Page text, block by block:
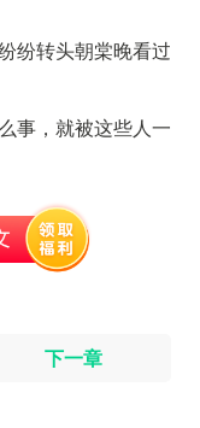
纷转头朝棠晚看过
事，就被这些人一
下一章